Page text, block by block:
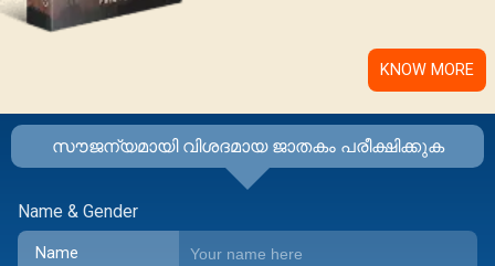
KNOW MORE
സൗജന്യമായി വിശദമായ ജാതകം പരീക്ഷിക്കുക
Name & Gender
Name